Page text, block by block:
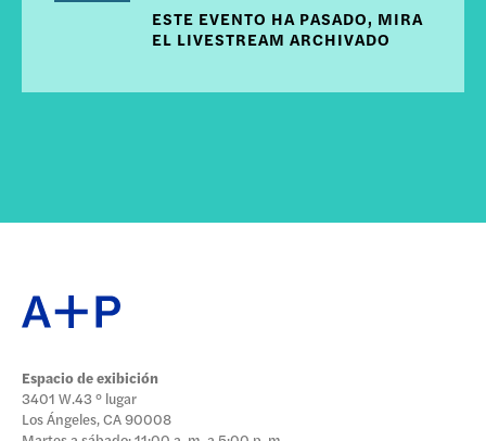
ESTE EVENTO HA PASADO, MIRA
EL LIVESTREAM ARCHIVADO
Espacio de exibición
3401 W.43 ° lugar
Los Ángeles, CA 90008